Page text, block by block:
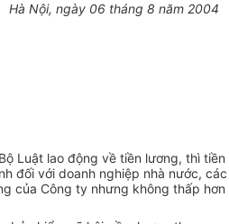
Hà Nội, ngày 06 tháng 8 năm 2004
Luật lao động về tiền lương, thì tiền
đối với doanh nghiệp nhà nước, các
của Công ty nhưng không thấp hơn